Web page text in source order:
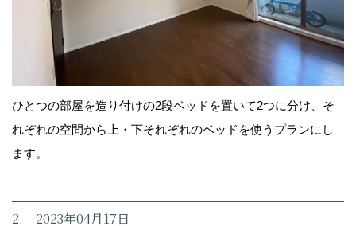
ひとつの部屋を造り付けの2段ベッドを置いて2つに分け、そ
れぞれの空間から上・下それぞれのベッドを使うプランにし
ます。
2. 2023年04月17日